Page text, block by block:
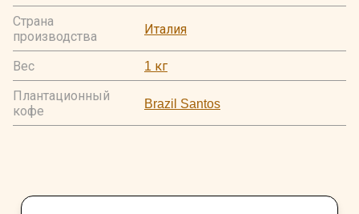
Страна
производства
Италия
Вес
1 кг
Плантационный
кофе
Brazil Santos